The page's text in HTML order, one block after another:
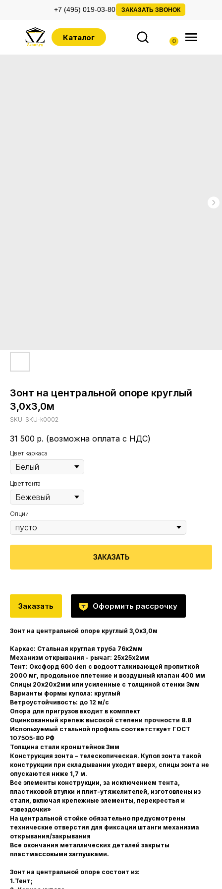
+7 (495) 019-03-80 ЗАКАЗАТЬ ЗВОНОК
0
Каталог
Зонт на центральной опоре круглый
3,0х3,0м
SKU: SKU-k0002
31 500 р. (возможна оплата с НДС)
Цвет каркаса
Цвет тента
Опции
ЗАКАЗАТЬ
Заказать Оформить рассрочку
Зонт на центральной опоре круглый 3,0х3,0м
Каркас: Стальная круглая труба 76х2мм
Механизм открывания - рычаг: 25х25х2мм
Тент: Оксфорд 600 den с водоотталкивающей пропиткой
2000 мг, продольное плетение и воздушный клапан 400 мм
Спицы 20х20х2мм или усиленные с толщиной стенки 3мм
Варианты формы купола: круглый
Ветроустойчивость: до 12 м/с
Опора для пригрузов входит в комплект
Оцинкованный крепеж высокой степени прочности 8.8
Используемый стальной профиль соответствует ГОСТ
107505-80 РФ
Толщина стали кронштейнов 3мм
Конструкция зонта – телескопическая. Купол зонта такой
конструкции при складывании уходит вверх, спицы зонта не
опускаются ниже 1,7 м.
Все элементы конструкции, за исключением тента,
пластиковой втулки и плит-утяжелителей, изготовлены из
стали, включая крепежные элементы, перекрестья и
«звездочки»
На центральной стойке обязательно предусмотрены
технические отверстия для фиксации штанги механизма
открывания/закрывания
Все окончания металлических деталей закрыты
пластмассовыми заглушками.
Зонт на центральной опоре состоит из:
1.Тент;